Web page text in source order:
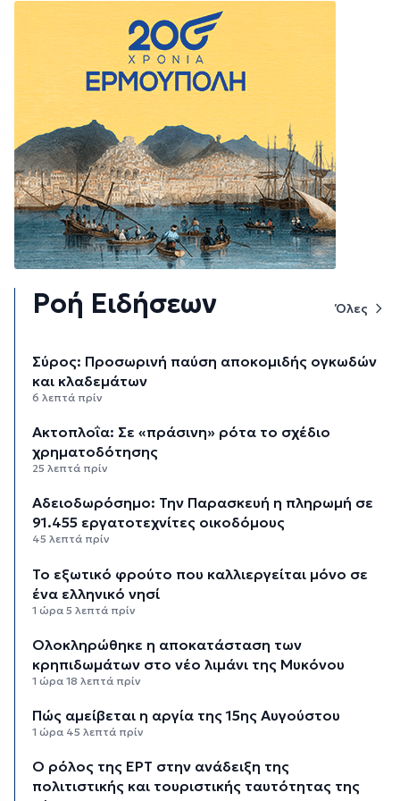
Ροή Ειδήσεων Όλες
Σύρος: Προσωρινή παύση αποκομιδής ογκωδών
και κλαδεμάτων
6 λεπτά πρίν
Aκτοπλοΐα: Σε «πράσινη» ρότα το σχέδιο
χρηματοδότησης
25 λεπτά πρίν
Αδειοδωρόσημο: Την Παρασκευή η πληρωμή σε
91.455 εργατοτεχνίτες οικοδόμους
45 λεπτά πρίν
Το εξωτικό φρούτο που καλλιεργείται μόνο σε
ένα ελληνικό νησί
1 ώρα 5 λεπτά πρίν
Ολοκληρώθηκε η αποκατάσταση των
κρηπιδωμάτων στο νέο λιμάνι της Μυκόνου
1 ώρα 18 λεπτά πρίν
Πώς αμείβεται η αργία της 15ης Αυγούστου
1 ώρα 45 λεπτά πρίν
Ο ρόλος της ΕΡΤ στην ανάδειξη της
πολιτιστικής και τουριστικής ταυτότητας της